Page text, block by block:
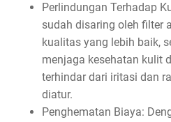
Perlindungan Terhadap
sudah disaring oleh filter
kualitas yang lebih baik,
menjaga kesehatan kulit
terhindar dari iritasi dan
diatur.
Penghematan Biaya: